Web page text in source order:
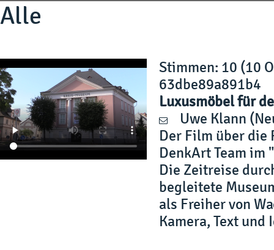
Alle
Stimmen: 10 (10
63dbe89a891b4
Luxusmöbel für
Uwe Klann
Der Film über die
DenkArt Team im
Die Zeitreise
begleitete
als Freiher von
Kamera, Text und